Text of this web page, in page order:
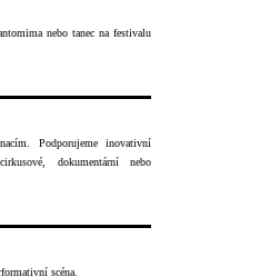
nebo tanec na festivalu
Podporujeme inovativní
dokumentární nebo
scéna.